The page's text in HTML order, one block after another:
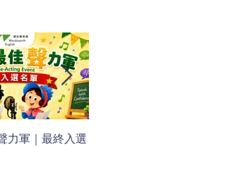
力軍｜最終入選